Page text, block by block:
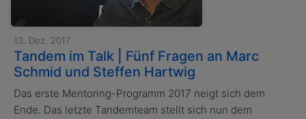
13. Dez. 2017
Tandem im Talk | Fünf Fragen an Marc
Schmid und Steffen Hartwig
Das erste Mentoring-Programm 2017 neigt sich dem
Ende. Das letzte Tandemteam stellt sich nun dem